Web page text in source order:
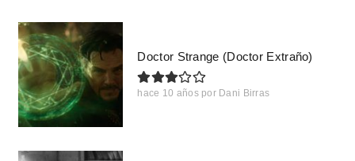
Doctor Strange (Doctor Extraño)
hace 10 años por Dani Birras